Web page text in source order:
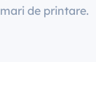
de printare.